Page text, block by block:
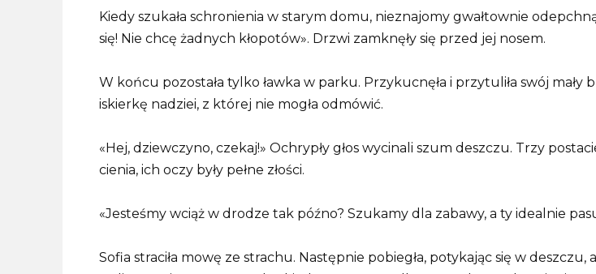
Kiedy szukała schronienia w starym domu, nieznajomy gwałtownie
się! Nie chcę żadnych kłopotów». Drzwi zamknęły się przed jej nosem.
W końcu pozostała tylko ławka w parku. Przykucnęła i przytuliła swój mały
iskierkę nadziei, z której nie mogła odmówić.
«Hej, dziewczyno, czekaj!» Ochrypły głos wycinali szum deszczu. Trzy
cienia, ich oczy były pełne złości.
«Jesteśmy wciąż w drodze tak późno? Szukamy dla zabawy, a ty idealnie
Sofia straciła mowę ze strachu. Następnie pobiegła, potykając się w deszczu,